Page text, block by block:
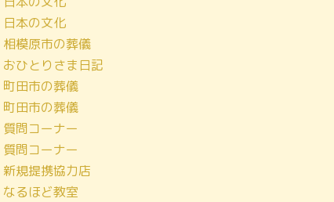
日本の文化
相模原市の葬儀
おひとりさま日記
町田市の葬儀
町田市の葬儀
質問コーナー
質問コーナー
新規提携協力店
なるほど教室